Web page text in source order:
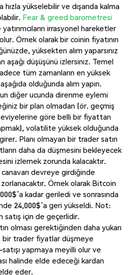
yükselebilir ve dışarıda kalma
Fear & greed barometresi
yatırımcıların irrasyonel hareketler
Örnek olarak bir coinin fiyatının
yüksekten alım yaparsınız
aşağı düşüşünü izlersiniz. Temel
tüm zamanların en yüksek
olduğunda alım yapın.
diğer ucunda direnme eylemi
bir plan olmadan (ör. geçmiş
göre belli bir fiyattan
volatilite yüksek olduğunda
Planı olmayan bir trader satın
daha da düşmesini bekleyecek
izlemek zorunda kalacaktır.
devreye girdiğinde
Örnek olarak Bitcoin
kadar geriledi ve sonrasında
24,000$’a geri yükseldi. Not:
satış için de geçerlidir.
olması gerektiğinden daha yukarı
bir trader fiyatlar düşmeye
satışı yapmaya meyilli olur ve
halinde elde edeceği kardan
eder.